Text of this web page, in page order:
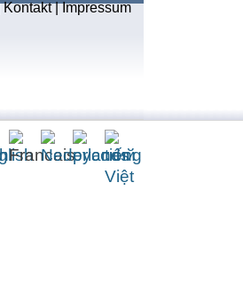
Kontakt|Impressum